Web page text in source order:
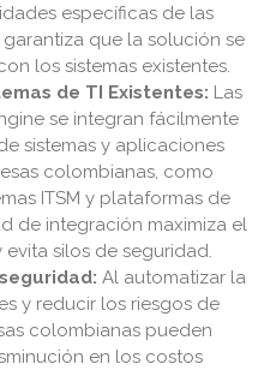
específicas de las
garantiza que la solución se
los sistemas existentes.
de TI Existentes: Las
se integran fácilmente
sistemas y aplicaciones
colombianas, como
ITSM y plataformas de
de integración maximiza el
silos de seguridad.
Al automatizar la
y reducir los riesgos de
colombianas pueden
en los costos